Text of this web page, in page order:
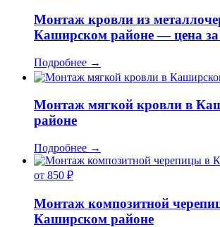
Монтаж кровли из
Каширском районе — цена за
Подробнее →
Монтаж мягкой кровли в
районе
Подробнее →
от 850 ₽
Монтаж композитной
Каширском районе